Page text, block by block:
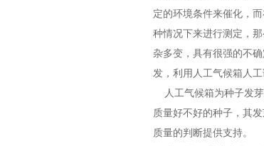
定的环境条件来催化，
种情况下来进行测定，
杂多变，具有很强的不
发，利用人工气候箱人
人工气候箱为种子发
质量好不好的种子，其
质量的判断提供支持。